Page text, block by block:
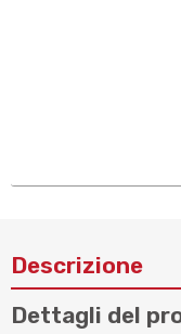
Descrizione
Dettagli del